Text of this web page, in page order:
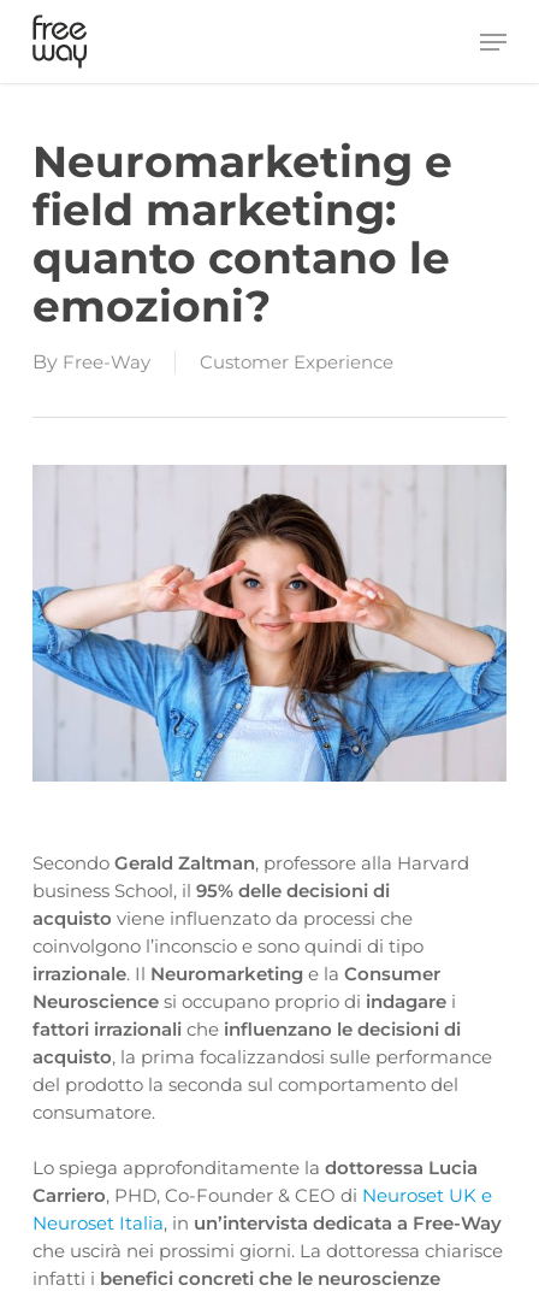
Skip
main
Neuromarketing e
field marketing:
quanto contano le
emozioni?
By Free-Way Customer Experience
Secondo Gerald Zaltman, professore alla Harvard
business School, il 95% delle decisioni di
acquisto viene influenzato da processi che
coinvolgono l’inconscio e sono quindi di tipo
irrazionale. Il Neuromarketinge la Consumer
Neurosciencesi occupano proprio di indagarei
fattori irrazionalicheinfluenzano le decisioni di
acquisto, la prima focalizzandosi sulle performance
del prodotto la seconda sul comportamento del
consumatore.
Lo spiega approfonditamente la dottoressa Lucia
Carriero, PHD, Co-Founder & CEO di Neuroset UK e
Neuroset Italia, in un’intervista dedicata a Free-Way
che uscirà nei prossimi giorni. La dottoressa chiarisce
infatti i benefici concreti che le neuroscienze